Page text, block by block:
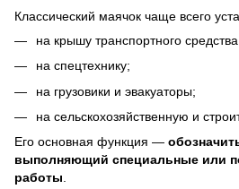
Классический маячок чаще всего
на крышу транспортного
на спецтехнику;
на грузовики и эвакуаторы;
на сельскохозяйственную и
Его основная функция —
выполняющий специальные или
работы.